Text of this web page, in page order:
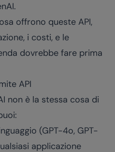
offrono queste API,
i costi, e le
dovrebbe fare prima
API
non è la stessa cosa di
(GPT-4o, GPT-
applicazione